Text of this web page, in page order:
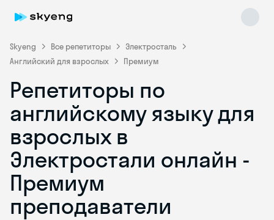
Skyeng Все репетиторы
Электросталь
Английский для взрослых
Премиум
Репетиторы по
английскому языку для
взрослых в
Электростали онлайн -
Премиум
преподаватели
Skyeng Chat